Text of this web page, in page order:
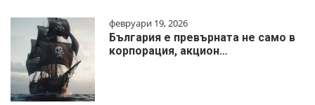
февруари 19, 2026
България е превърната не само в
корпорация, акцион…